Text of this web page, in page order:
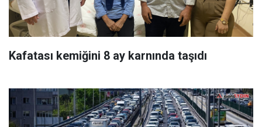
Kafatası kemiğini 8 ay karnında taşıdı